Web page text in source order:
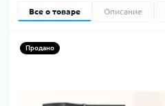
Все о товаре Описание
Продано